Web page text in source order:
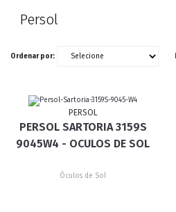
Persol
Ordenar por:
PERSOL
PERSOL SARTORIA 3159S
9045W4 - OCULOS DE SOL
Óculos de Sol